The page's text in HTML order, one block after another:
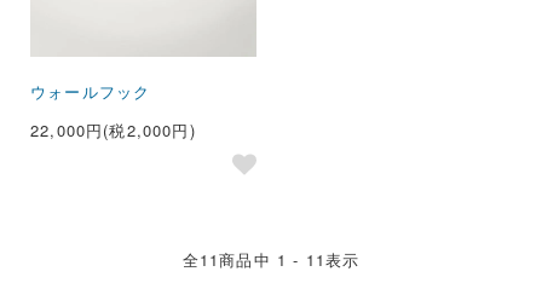
ウォールフック
22,000円(税2,000円)
全11商品中 1 - 11表示